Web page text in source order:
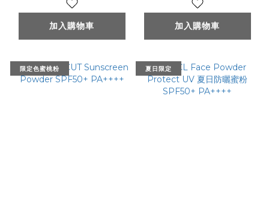
加入購物車 加入購物車
限定色蜜桃粉 夏日限定